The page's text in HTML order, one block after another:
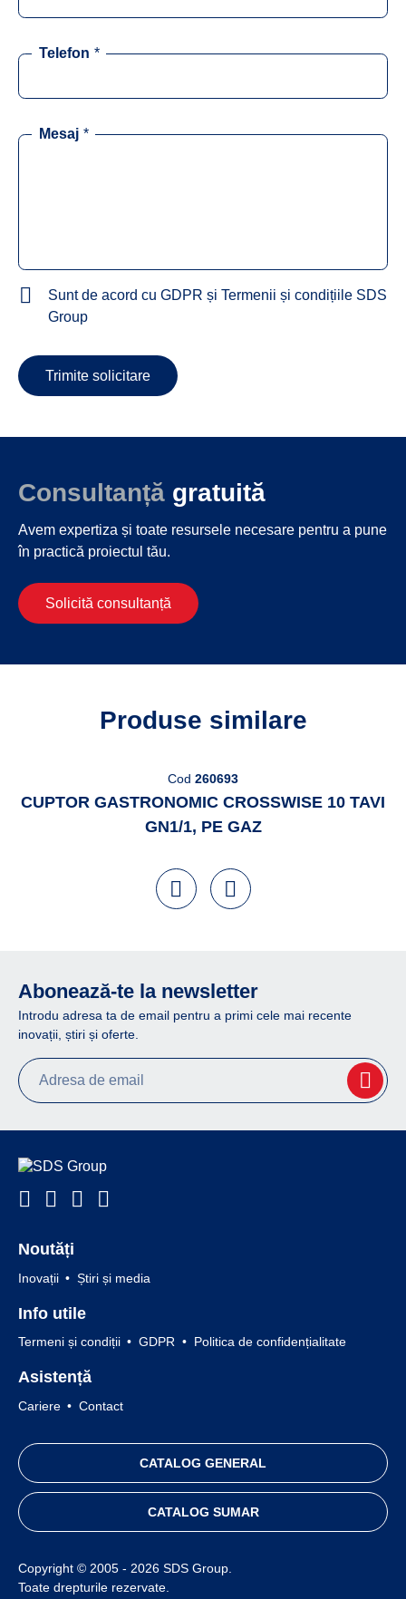
Telefon *
Mesaj *
Sunt de acord cu GDPR și Termenii și condițiile SDS
Group
Trimite solicitare
Consultanță gratuită
Avem expertiza și toate resursele necesare pentru a pune
în practică proiectul tău.
Solicită consultanță
Produse similare
Cod 260693
CUPTOR GASTRONOMIC CROSSWISE 10 TAVI
GN1/1, PE GAZ
Abonează-te la newsletter
Introdu adresa ta de email pentru a primi cele mai recente
inovații, știri și oferte.
Noutăți
Inovații Știri și media
Info utile
Termeni și condiții GDPR Politica de confidențialitate
Asistență
Cariere Contact
CATALOG GENERAL
CATALOG SUMAR
Copyright © 2005 - 2026 SDS Group.
Toate drepturile rezervate.